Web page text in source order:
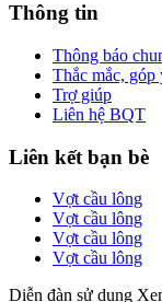
Thông tin
Thông báo
Thắc mắc, góp
Trợ giúp
Liên hệ BQT
Liên kết bạn bè
Vợt cầu lông
Vợt cầu lông
Vợt cầu lông
Vợt cầu lông
Diễn đàn sử dụng